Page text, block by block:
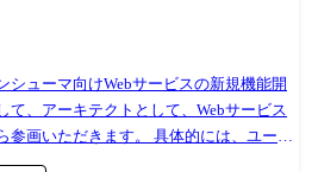
シューマ向けWebサービスの新規機能開
て、アーキテクトとして、Webサービス
参画いただきます。 具体的には、ユーザ
定義フェーズから、最適な技術スタッ